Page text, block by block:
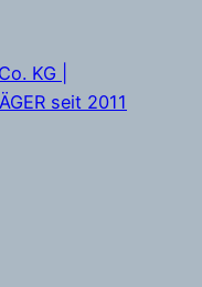
KG |
seit 2011